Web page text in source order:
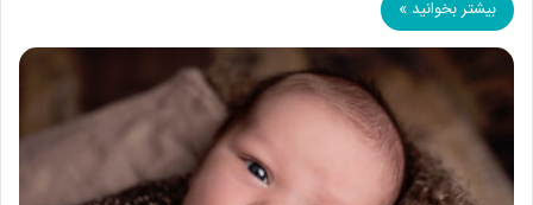
بیشتر بخوانید »